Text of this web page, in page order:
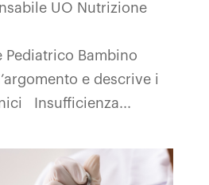
UO Nutrizione
Pediatrico Bambino
e descrive i
Insufficienza...